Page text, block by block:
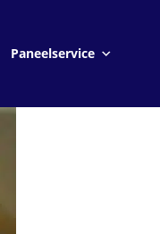
Paneelservice